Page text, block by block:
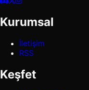
Kurumsal
İletişim
RSS
Keşfet